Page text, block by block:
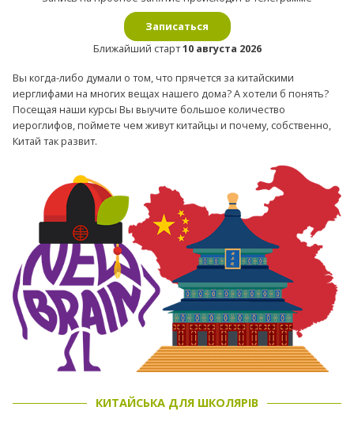
Записаться
Ближайший старт10 августа 2026
Вы когда-либо думали о том, что прячется за китайскими
иерглифами на многих вещах нашего дома? А хотели б понять?
Посещая наши курсы Вы выучите большое количество
иероглифов, поймете чем живут китайцы и почему, собственно,
Китай так развит.
КИТАЙСЬКА ДЛЯ ШКОЛЯРІВ